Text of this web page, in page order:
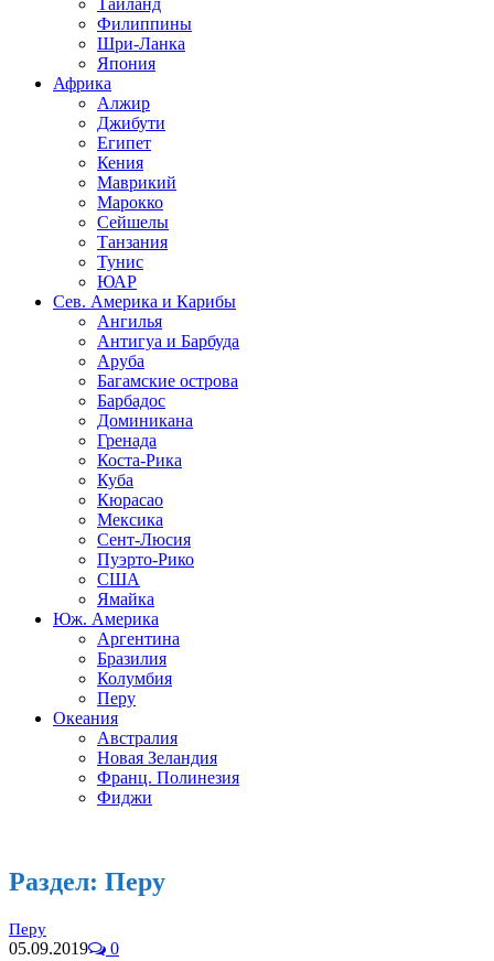
Таиланд
Филиппины
Шри-Ланка
Япония
Африка
Алжир
Джибути
Египет
Кения
Маврикий
Марокко
Сейшелы
Танзания
Тунис
ЮАР
Сев. Америка и Карибы
Ангилья
Антигуа и Барбуда
Аруба
Багамские острова
Барбадос
Доминикана
Гренада
Коста-Рика
Куба
Кюрасао
Мексика
Сент-Люсия
Пуэрто-Рико
США
Ямайка
Юж. Америка
Аргентина
Бразилия
Колумбия
Перу
Океания
Австралия
Новая Зеландия
Франц. Полинезия
Фиджи
Раздел: Перу
Перу
05.09.2019 0